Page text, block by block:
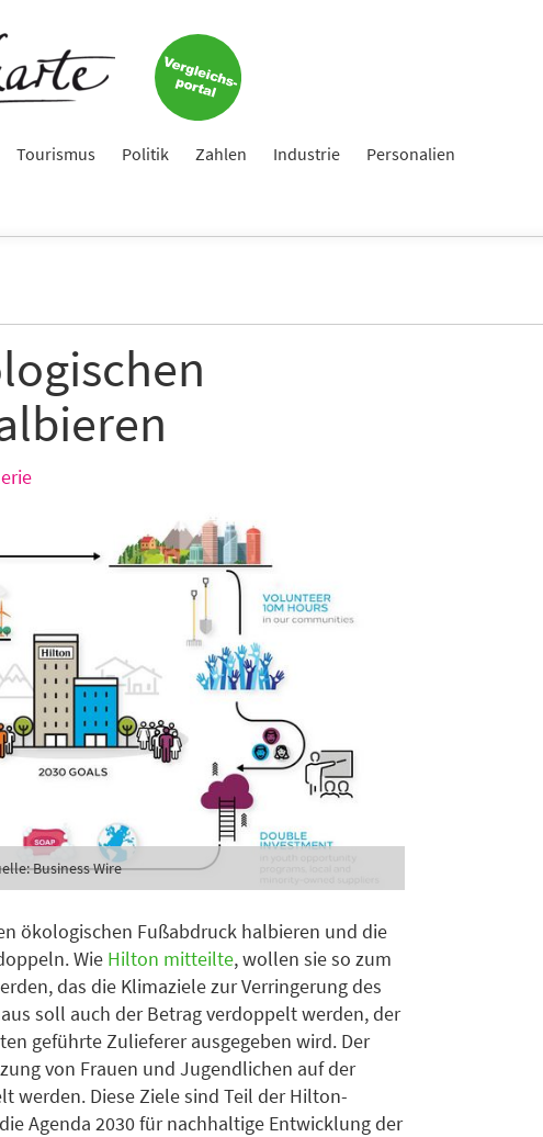
Tourismus Politik Zahlen Industrie Personalien
Business Wire
ökologischen Fußabdruck halbieren und die
Wie Hilton mitteilte, wollen sie so zum
das die Klimaziele zur Verringerung des
soll auch der Betrag verdoppelt werden, der
geführte Zulieferer ausgegeben wird. Der
von Frauen und Jugendlichen auf der
werden. Diese Ziele sind Teil der Hilton-
Agenda 2030 für nachhaltige Entwicklung der